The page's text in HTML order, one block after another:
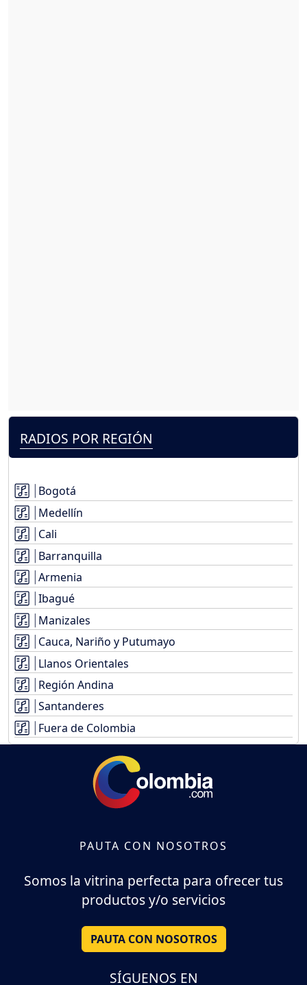
RADIOS POR REGIÓN
Bogotá
Medellín
Cali
Barranquilla
Armenia
Ibagué
Manizales
Cauca, Nariño y Putumayo
Llanos Orientales
Región Andina
Santanderes
Fuera de Colombia
PAUTA CON NOSOTROS
Somos la vitrina perfecta para ofrecer tus
productos y/o servicios
PAUTA CON NOSOTROS
SÍGUENOS EN